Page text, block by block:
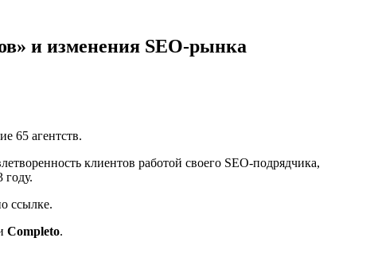
и изменения SEO-рынка
65 агентств.
клиентов работой своего SEO-подрядчика,
году.
ссылке.
Completo.